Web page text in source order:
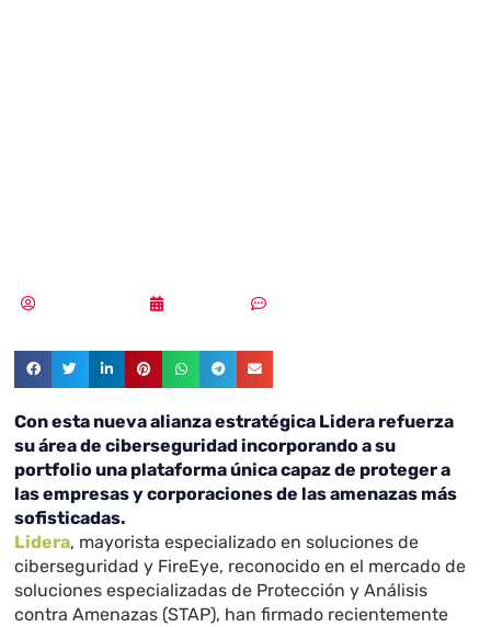
Con esta nueva alianza estratégica Lidera refuerza
su área de ciberseguridad incorporando a su
portfolio una plataforma única capaz de proteger a
las empresas y corporaciones de las amenazas más
sofisticadas.
Lidera, mayorista especializado en soluciones de
ciberseguridad y FireEye, reconocido en el mercado de
soluciones especializadas de Protección y Análisis
contra Amenazas (STAP), han firmado recientemente